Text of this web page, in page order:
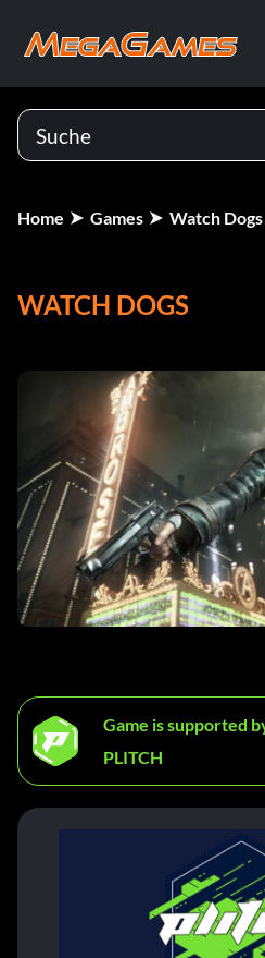
Home Games Watch Dogs
WATCH DOGS
Game is supported
PLITCH